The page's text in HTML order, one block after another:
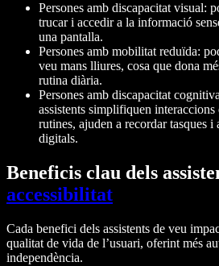
Persones amb discapacitat visual:
trucar i accedir a la informació
una pantalla.
Persones amb mobilitat reduïda:
veu mans lliures, cosa que dona
rutina diària.
Persones amb discapacitat
assistents simplifiquen
rutines, ajuden a recordar tasques i
digitals.
Beneficis clau dels
accessibilitat
Cada benefici dels assistents de veu
qualitat de vida de l’usuari, oferint més
independència.